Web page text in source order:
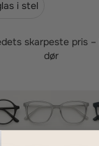
i stel
skarpeste pris
dør